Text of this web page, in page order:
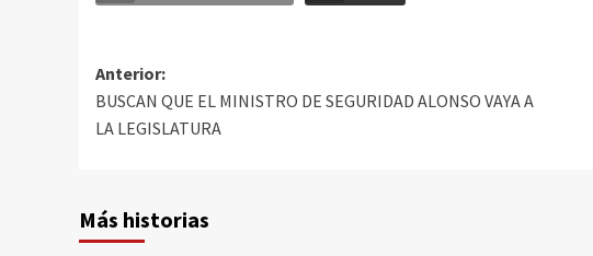
Anterior:
BUSCAN QUE EL MINISTRO DE SEGURIDAD ALONSO VAYA A
LA LEGISLATURA
Más historias